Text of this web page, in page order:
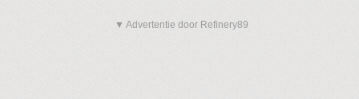
▼ Advertentie door Refinery89